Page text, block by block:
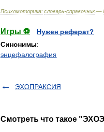
Психомоторика: cловарь-справочник.—
Игры ⚽
Нужен реферат?
Синонимы:
энцефалография
ЭХОПРАКСИЯ
Смотреть что такое